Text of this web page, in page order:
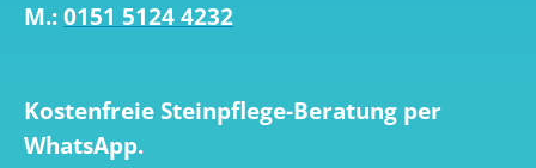
M.: 0151 5124 4232
Kostenfreie Steinpflege-Beratung per
WhatsApp.